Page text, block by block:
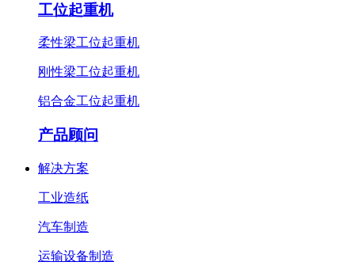
工位起重机
柔性梁工位起重机
刚性梁工位起重机
铝合金工位起重机
产品顾问
解决方案
工业造纸
汽车制造
运输设备制造